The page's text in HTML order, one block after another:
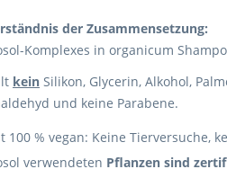
der Zusammensetzung:
Komplexes in organicum
kein Silikon, Glycerin, Alkohol,
und keine Parabene.
100 % vegan: Keine Tierversuche,
verwendeten Pflanzen sind